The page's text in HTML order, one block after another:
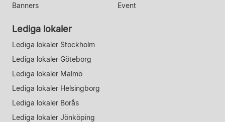
Banners
Event
Lediga lokaler
Lediga lokaler Stockholm
Lediga lokaler Göteborg
Lediga lokaler Malmö
Lediga lokaler Helsingborg
Lediga lokaler Borås
Lediga lokaler Jönköping